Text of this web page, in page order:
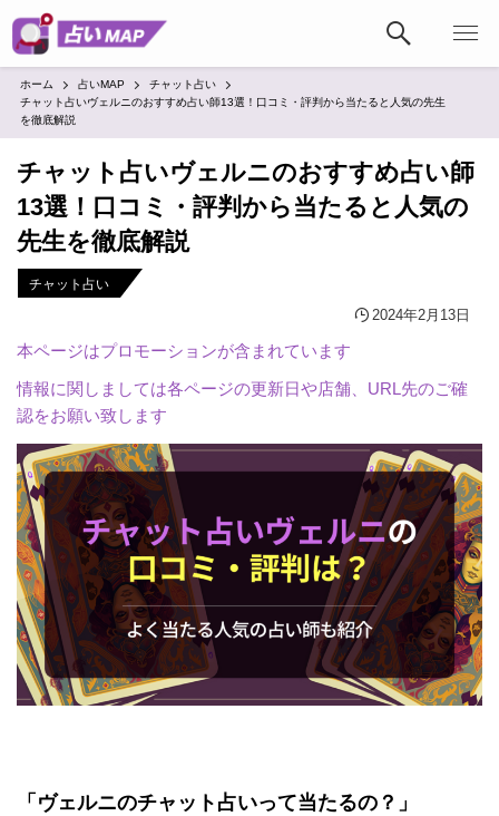
ホーム 占いMAP
チャット占い
チャット占いヴェルニのおすすめ占い師13選！口コミ・評判から当たると人気の先生
を徹底解説
チャット占いヴェルニのおすすめ占い師
13選！口コミ・評判から当たると人気の
先生を徹底解説
チャット占い
2024年2月13日
本ページはプロモーションが含まれています
情報に関しましては各ページの更新日や店舗、URL先のご確
認をお願い致します
「ヴェルニのチャット占いって当たるの？」